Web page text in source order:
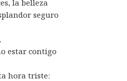
la belleza
seguro
estar contigo
hora triste: